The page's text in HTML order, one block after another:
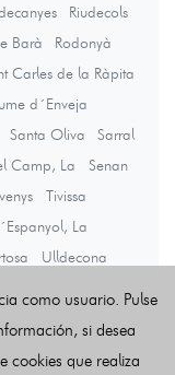
Riudecols
Barà
Rodonyà
Carles de la Ràpita
d´Enveja
Santa Oliva
Sarral
Camp, La
Senan
Tivissa
La
Ulldecona
como usuario. Pulse
si desea
cookies que realiza